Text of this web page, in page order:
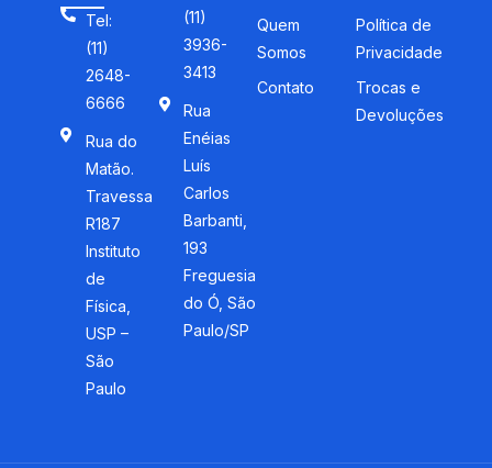
Tel:
(11)
2648-
6666
Rua do
Matão.
Travessa
R187
Instituto
de
Física,
USP –
São
Paulo
(11)
3936-
3413
Rua
Enéias
Luís
Carlos
Barbanti,
193
Freguesia
do Ó, São
Paulo/SP
Quem
Somos
Contato
Política de
Privacidade
Trocas e
Devoluções